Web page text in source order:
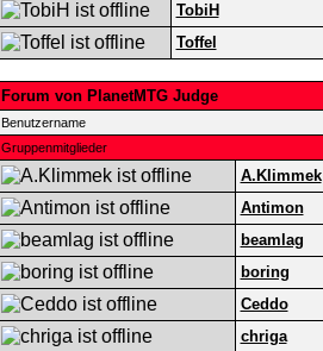
TobiH
Toffel
Forum von PlanetMTG Judge
Benutzername
Gruppenmitglieder
A.Klimmek
Antimon
beamlag
boring
Ceddo
chriga